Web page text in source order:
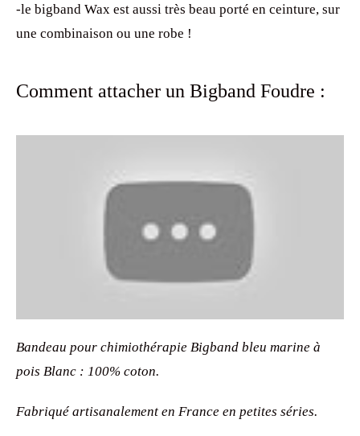
-le bigband Wax est aussi très beau porté en ceinture, sur
une combinaison ou une robe !
Comment attacher un Bigband Foudre :
Bandeau pour chimiothérapie Bigband bleu marine à
pois Blanc : 100% coton.
Fabriqué artisanalement en France en petites séries.